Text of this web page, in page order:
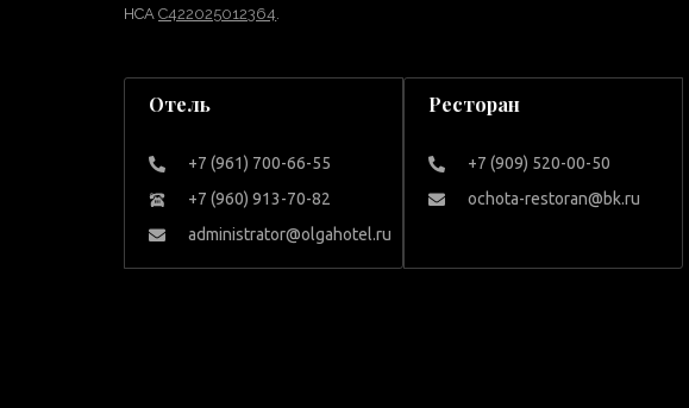
НСАС422025012364.
Отель
+7 (961) 700-66-55
+7 (960) 913-70-82
administrator@olgahotel.ru
Ресторан
+7 (909) 520-00-50
ochota-restoran@bk.ru